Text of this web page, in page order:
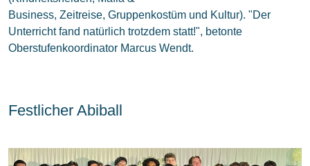
Business, Zeitreise, Gruppenkostüm und Kultur). "Der
Unterricht fand natürlich trotzdem statt!", betonte
Oberstufenkoordinator Marcus Wendt.
Festlicher Abiball